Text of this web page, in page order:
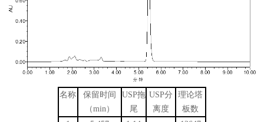
名称
保留时间
（min）
USP拖
尾
USP分
离度
理论塔
板数